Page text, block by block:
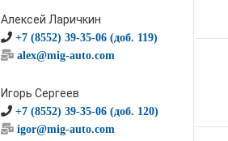
Алексей Ларичкин
+7 (8552) 39-35-06 (доб. 119)
alex@mig-auto.com
Игорь Сергеев
+7 (8552) 39-35-06 (доб. 120)
igor@mig-auto.com